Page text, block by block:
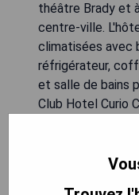
théâtre Brady et
centre-ville.
climatisées avec
réfrigérateur,
et salle de bains
Club Hotel Curio
petit-déjeuner